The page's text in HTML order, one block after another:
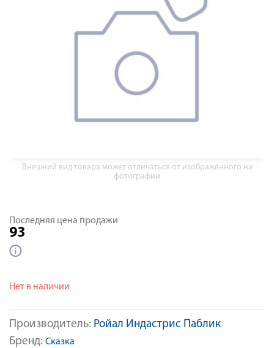
Внешний вид товара может отличаться от изображённого на
фотографии
Производитель: Ройал Индастрис Паблик
Бренд: Сказка
Последняя цена продажи
93
Нет в наличии